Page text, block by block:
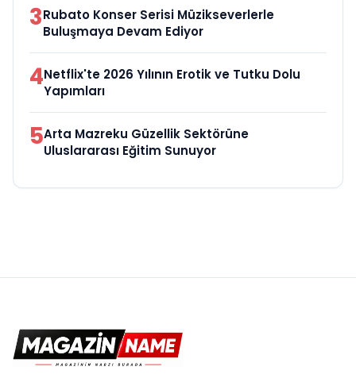
3Rubato Konser Serisi Müzikseverlerle
Buluşmaya Devam Ediyor
4Netflix'te 2026 Yılının Erotik ve Tutku Dolu
Yapımları
5Arta Mazreku Güzellik Sektörüne
Uluslararası Eğitim Sunuyor